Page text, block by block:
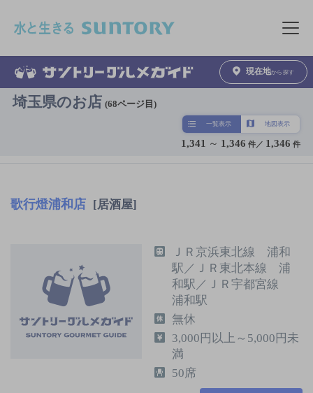
メニュ
現在地から探す
埼玉県のお店 (68ページ目)
一覧表示 地図表示
1,341 ～ 1,346 件／ 1,346 件
歌行燈浦和店 [居酒屋]
ＪＲ京浜東北線 浦和
駅／ＪＲ東北本線 浦
和駅／ＪＲ宇都宮線
浦和駅
無休
3,000円以上～5,000円未
満
50席